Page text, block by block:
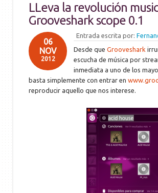
LLeva la revolución
Grooveshark scope 0.1
Entrada escrita por:
06
NOV
2012
Desde que Grooveshark
escucha de música por
inmediata a uno de los
basta simplemente con entrar en
reproducir aquello que nos interese.